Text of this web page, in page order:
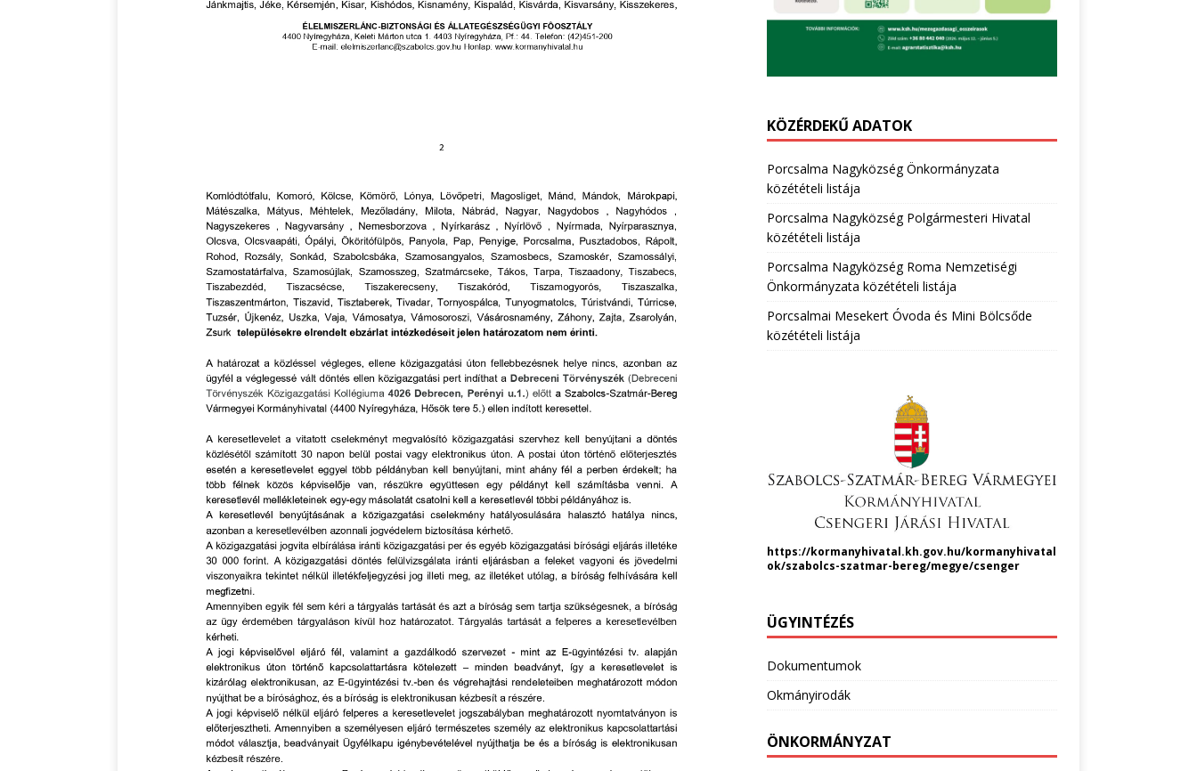
KÖZÉRDEKŰ ADATOK
Porcsalma Nagyközség Önkormányzata
közétételi listája
Porcsalma Nagyközség Polgármesteri Hivatal
közétételi listája
Porcsalma Nagyközség Roma Nemzetiségi
Önkormányzata közétételi listája
Porcsalmai Mesekert Óvoda és Mini Bölcsőde
közétételi listája
https://kormanyhivatal.kh.gov.hu/kormanyhivatal
ok/szabolcs-szatmar-bereg/megye/csenger
ÜGYINTÉZÉS
Dokumentumok
Okmányirodák
ÖNKORMÁNYZAT